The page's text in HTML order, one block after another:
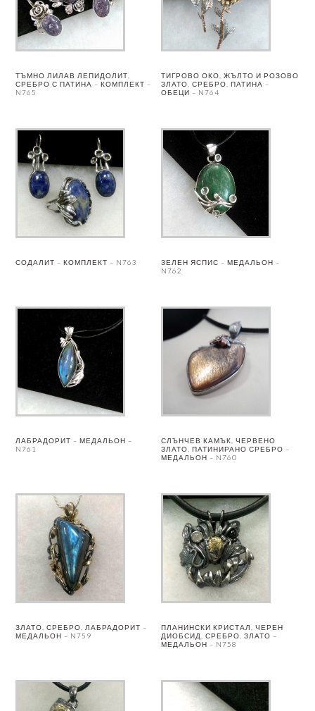
ТЪМНО ЛИЛАВ ЛЕПИДОЛИТ,
СРЕБРО С ПАТИНА – КОМПЛЕКТ –
N765
ТИГРОВО ОКО, ЖЪЛТО И РОЗОВО
ЗЛАТО, СРЕБРО, ПАТИНА –
ОБЕЦИ – N764
СОДАЛИТ – КОМПЛЕКТ – N763
ЗЕЛЕН ЯСПИС – МЕДАЛЬОН –
N762
ЛАБРАДОРИТ – МЕДАЛЬОН –
N761
СЛЪНЧЕВ КАМЪК, ЧЕРВЕНО
ЗЛАТО, ПАТИНИРАНО СРЕБРО –
МЕДАЛЬОН – N760
ЗЛАТО, СРЕБРО, ЛАБРАДОРИТ –
МЕДАЛЬОН – N759
ПЛАНИНСКИ КРИСТАЛ, ЧЕРЕН
ДИОБСИД, СРЕБРО, ЗЛАТО –
МЕДАЛЬОН – N758